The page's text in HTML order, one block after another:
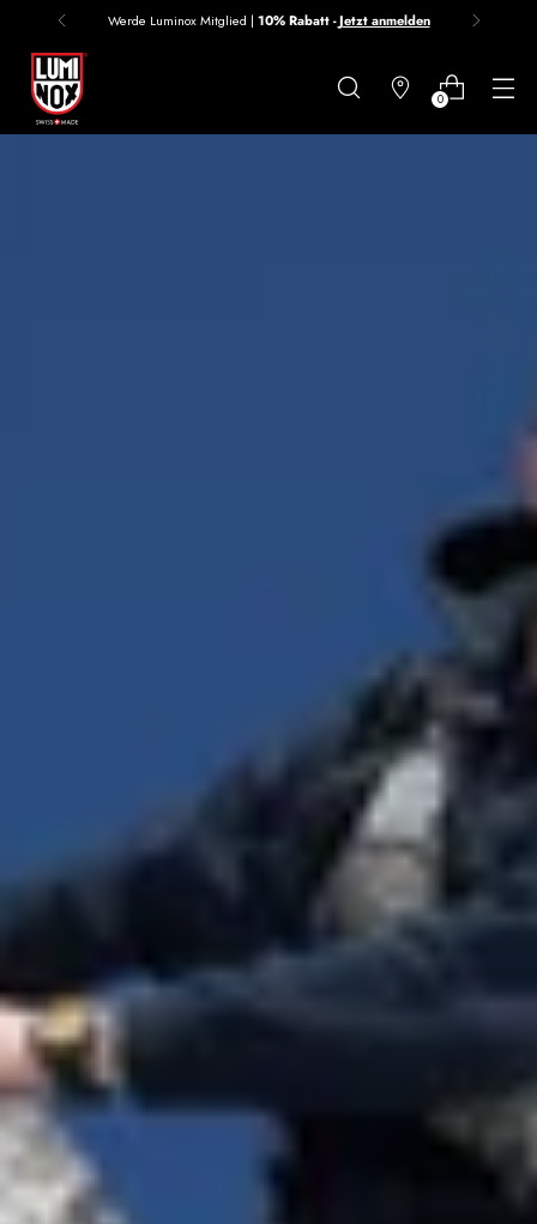
Werde Luminox Mitglied | 10% Rabatt -Jetzt anmelden
0
Danke
für
deine